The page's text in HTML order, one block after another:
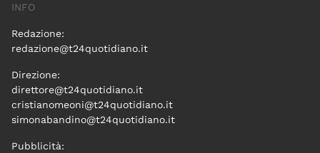
INFO
Redazione:
redazione@t24quotidiano.it
Direzione:
direttore@t24quotidiano.it
cristianomeoni@t24quotidiano.it
simonabandino@t24quotidiano.it
Pubblicità: